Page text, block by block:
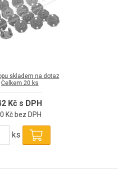
skladem na dotaz
Celkem 20 ks
Kč s DPH
Kč bez DPH
ks